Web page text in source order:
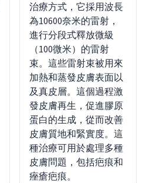
治療方式，它採用波長
為10600奈米的雷射，
進行分段式釋放微級
（100微米）的雷射
束。這些雷射束被用來
加熱和蒸發皮膚表面以
及真皮層。這個過程激
發皮膚再生，促進膠原
蛋白的生成，從而改善
皮膚質地和緊實度。這
種治療可用於處理多種
皮膚問題，包括疤痕和
痤瘡疤痕。